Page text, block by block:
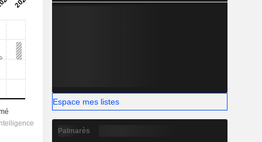
Espace mes listes
Palmarès